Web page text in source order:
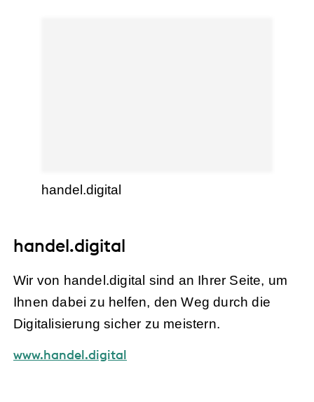
handel.digital
handel.digital
Wir von handel.digital sind an Ihrer Seite, um
Ihnen dabei zu helfen, den Weg durch die
Digitalisierung sicher zu meistern.
www.handel.digital